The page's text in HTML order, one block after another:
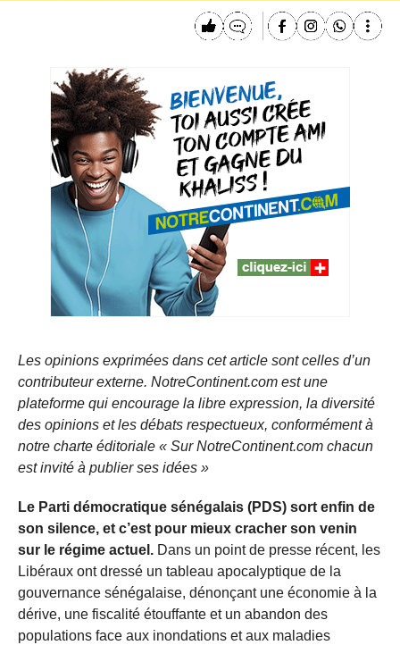
Les opinions exprimées dans cet article sont celles d’un
contributeur externe. NotreContinent.com est une
plateforme qui encourage la libre expression, la diversité
des opinions et les débats respectueux, conformément à
notre charte éditoriale « Sur NotreContinent.com chacun
est invité à publier ses idées »
Le Parti démocratique sénégalais (PDS) sort enfin de
son silence, et c’est pour mieux cracher son venin
sur le régime actuel. Dans un point de presse récent, les
Libéraux ont dressé un tableau apocalyptique de la
gouvernance sénégalaise, dénonçant une économie à la
dérive, une fiscalité étouffante et un abandon des
populations face aux inondations et aux maladies